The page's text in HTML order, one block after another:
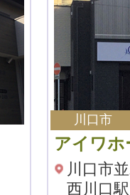
川口市
アイワホ
川口市
西川口